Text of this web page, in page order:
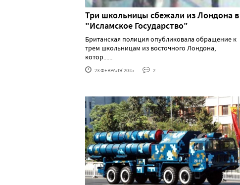
Три школьницы сбежали из Лондона в
"Исламское Государство"
Британская полиция опубликовала обращение к
трем школьницам из восточного Лондона,
котор......
23 ФЕВРАЛЯ'2015 2